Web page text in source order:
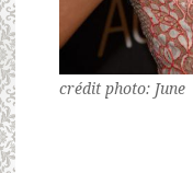
crédit photo: June